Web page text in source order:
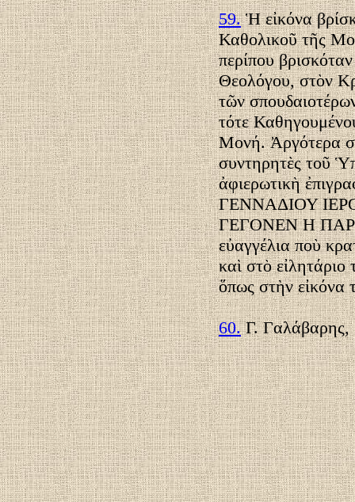
59.Ἡ εἰκόνα
Καθολικοῦ τῆς
περίπου
Θεολόγου, στὸν
τῶν
τότε
Μονή. Ἀργότερα
συντηρητὲς τοῦ
ἀφιερωτικὴ
ΓΕΝΝΑΔΙΟΥ
ΓΕΓΟΝΕΝ H
εὐαγγέλια ποὺ
καὶ στὸ
ὅπως στὴν εἰκόνα
60.Γ. Γαλάβαρης,